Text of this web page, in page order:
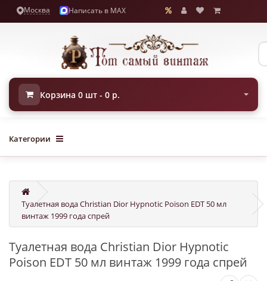
Москва Написать в MAX
Корзина 0 шт - 0 р.
Категории
Туалетная вода Christian Dior Hypnotic Poison EDT 50 мл
винтаж 1999 года спрей
Туалетная вода Christian Dior Hypnotic
Poison EDT 50 мл винтаж 1999 года спрей